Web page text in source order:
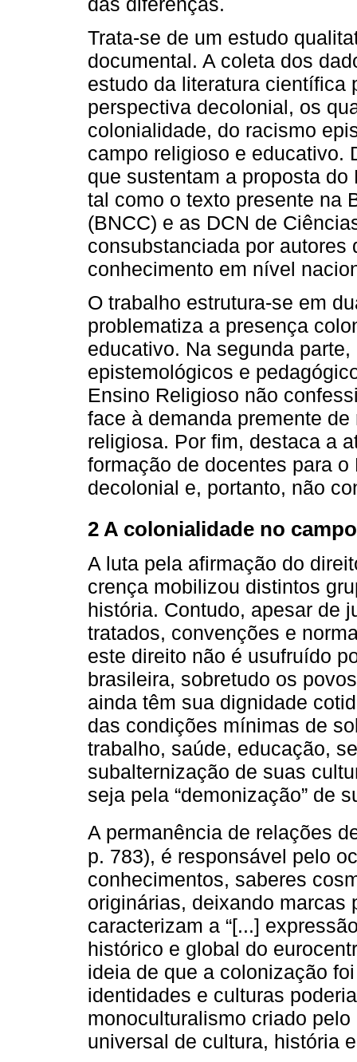
Trata-se de um estudo
documental. A coleta dos
estudo da literatura científica
perspectiva decolonial, os
colonialidade, do racismo
campo religioso e educativo.
que sustentam a proposta
tal como o texto presente na
(BNCC) e as DCN de
consubstanciada por autores
conhecimento em nível
O trabalho estrutura-se em
problematiza a presença
educativo. Na segunda
epistemológicos e
Ensino Religioso não
face à demanda premente
religiosa. Por fim, destaca a
formação de docentes para
decolonial e, portanto, não
2 A colonialidade no
A luta pela afirmação do
crença mobilizou distintos
história. Contudo, apesar de
tratados, convenções e
este direito não é usufruído
brasileira, sobretudo os
ainda têm sua dignidade
das condições mínimas de
trabalho, saúde, educação,
subalternização de suas
seja pela “demonização” de
A permanência de relações
p. 783), é responsável pelo
conhecimentos, saberes
originárias, deixando marcas
caracterizam a “[...]
histórico e global do
ideia de que a colonização
identidades e culturas
monoculturalismo criado
universal de cultura, história